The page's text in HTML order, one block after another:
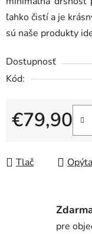
ľahko čistí a je
sú naše produkty
Dostupnosť
Kód:
€79,90
Jednotková cena:
Tlač
pre